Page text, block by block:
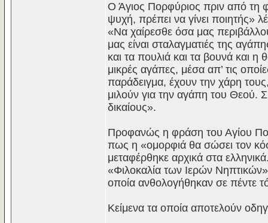
Ο Άγιος Πορφύριος πριν από τη
ψυχή, πρέπει να γίνει ποιητής»
«Να χαίρεσθε όσα μας
μας είναι σταλαγματιές της
και τα πουλιά και τα βουνά και η
μικρές αγάπες, μέσα απ’ τις
παράδειγμα, έχουν την χάρη
μιλούν για την αγάπη του Θεού.
δικαίους».
Προφανώς η φράση του Αγίου
πως η «ομορφιά θα σώσει τον
μεταφέρθηκε αρχικά στα
«Φιλοκαλία των Ιερών
οποία ανθολογήθηκαν σε πέντε
Κείμενα τα οποία αποτελούν